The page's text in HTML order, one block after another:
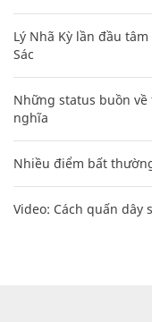
Lý Nhã Kỳ lần đầu
Sác
Những status buồn
nghĩa
Nhiều điểm bất
Video: Cách quấn